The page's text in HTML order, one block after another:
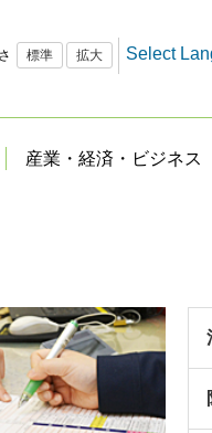
標準 拡大 Select
産業・経済・ビジネス